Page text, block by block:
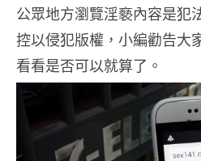
公眾地方瀏覽淫褻內容是犯
控以侵犯版權，小編勸告大
看看是否可以就算了。